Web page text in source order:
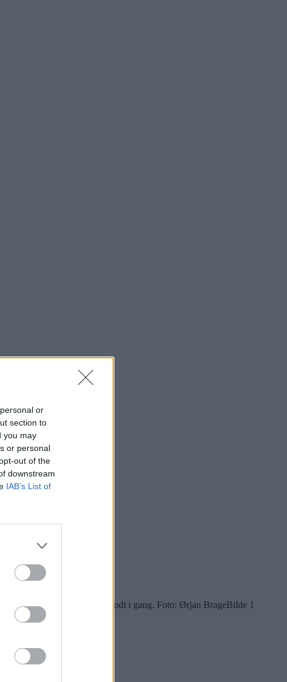
or
section to
you may
or personal
out of the
downstream
IAB’s List of
stasjon - og er allerede godt i gang. Foto: Ørjan BrageBilde 1